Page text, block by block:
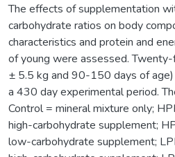
The effects of supplementation
carbohydrate ratios on body
characteristics and protein and
of young were assessed.
± 5.5 kg and 90-150 days of
a 430 day experimental period.
Control = mineral mixture only;
high-carbohydrate supplement;
low-carbohydrate supplement;